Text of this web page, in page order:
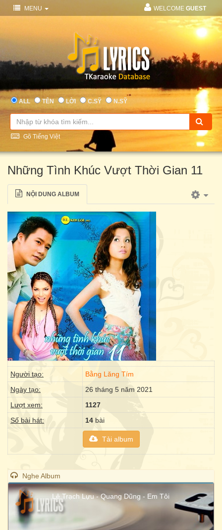
MENU WELCOME GUEST
ALL TÊN LỜI C.SỸ N.SỸ
Gõ Tiếng Việt
Những Tình Khúc Vượt Thời Gian 11
NỘI DUNG ALBUM
Người tạo:
Bằng Lăng Tím
Ngày tạo:
26 tháng 5 năm 2021
Lượt xem:
1127
Số bài hát:
14 bài
Tải album
Nghe Album
Lê Trạch Lựu - Quang Dũng - Em Tôi